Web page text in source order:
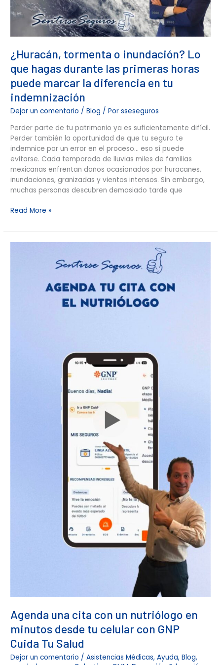
¿Huracán, tormenta o inundación? Lo
que hagas durante las primeras horas
puede marcar la diferencia en tu
indemnización
Dejar un comentario /Blog / Porsseseguros
Perder parte de tu patrimonio ya es suficientemente difícil.
Perder también la oportunidad de que tu seguro te
indemnice por un error en el proceso… eso sí puede
evitarse. Cada temporada de lluvias miles de familias
mexicanas enfrentan daños ocasionados por huracanes,
inundaciones, granizadas y vientos intensos. Sin embargo,
muchas personas descubren demasiado tarde que
Read More »
Agenda una cita con un nutriólogo en
minutos desde tu celular con GNP
Cuida Tu Salud
Dejar un comentario /Asistencias Médicas,Ayuda,Blog,